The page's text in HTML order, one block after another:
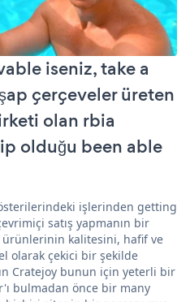
iseniz, take a
çerçeveler üreten
olan rbia
olduğu been able
işlerinden getting
satış yapmanın bir
kalitesini, hafif ve
olarak çekici bir şekilde
Cratejoy bunun için yeterli bir
bulmadan önce bir many